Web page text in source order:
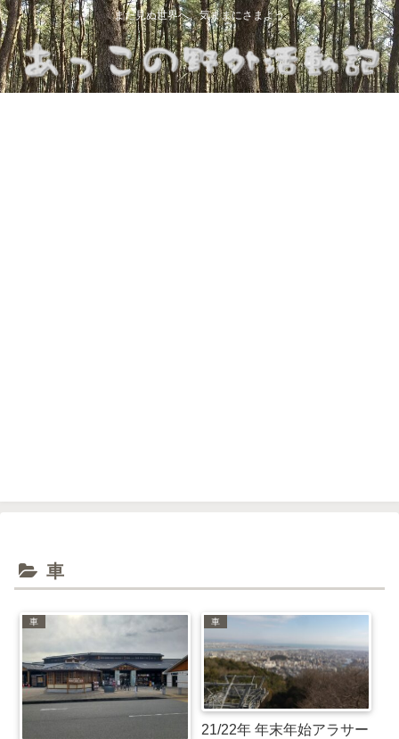
まだ見ぬ世界へ、気ままにさまよう
車
車 車
21/22年 年末年始アラサー